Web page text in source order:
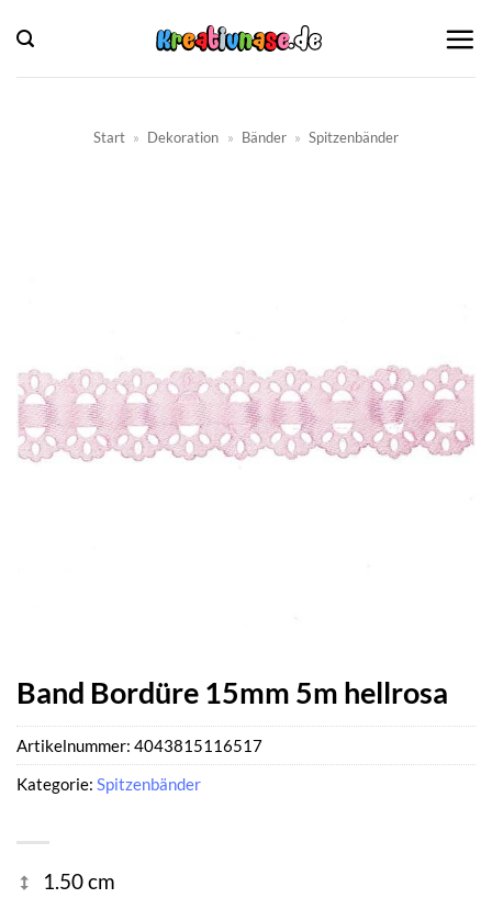
Inhalt
springen
Start » Dekoration » Bänder » Spitzenbänder
Band Bordüre 15mm 5m hellrosa
1.50 cm
Artikelnummer: 4043815116517
Kategorie: Spitzenbänder